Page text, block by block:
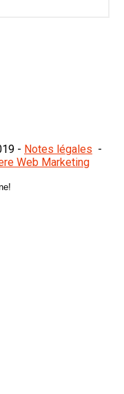
- Notes légales -
Web Marketing